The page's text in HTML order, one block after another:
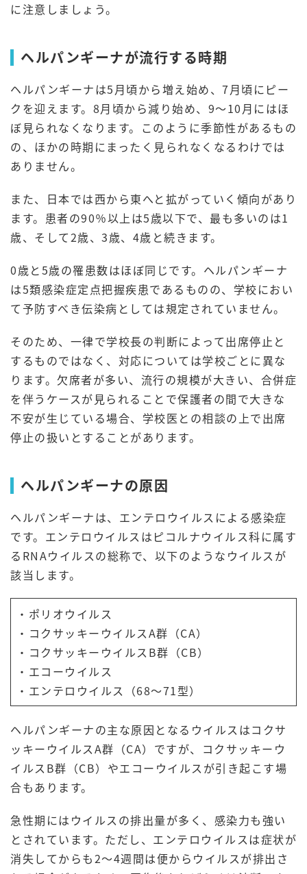
に注意しましょう。
ヘルパンギーナが流行する時期
ヘルパンギーナは5月頃から増え始め、7月頃にピー
クを迎えます。8月頃から減り始め、9〜10月にはほ
ぼ見られなくなります。このように季節性があるもの
の、ほかの時期にまったく見られなくなるわけでは
ありません。
また、日本では西から東へと拡がっていく傾向があり
ます。患者の90％以上は5歳以下で、最も多いのは1
歳、そして2歳、3歳、4歳と続きます。
0歳と5歳の罹患数はほぼ同じです。ヘルパンギーナ
は5類感染症定点把握疾患であるものの、学校におい
て予防すべき伝染病としては規定されていません。
そのため、一律で学校長の判断によって出席停止と
するものではなく、対応については学校ごとに異な
ります。欠席者が多い、流行の規模が大きい、合併症
を伴うケースが見られることで保護者の間で大きな
不安が生じている場合、学校医との相談の上で出席
停止の扱いとすることがあります。
ヘルパンギーナの原因
ヘルパンギーナは、エンテロウイルスによる感染症
です。エンテロウイルスはピコルナウイルス科に属す
るRNAウイルスの総称で、以下のようなウイルスが
該当します。
・ポリオウイルス
・コクサッキーウイルスA群（CA）
・コクサッキーウイルスB群（CB）
・エコーウイルス
・エンテロウイルス（68～71型）
ヘルパンギーナの主な原因となるウイルスはコクサ
ッキーウイルスA群（CA）ですが、コクサッキーウ
イルスB群（CB）やエコーウイルスが引き起こす場
合もあります。
急性期にはウイルスの排出量が多く、感染力も強い
とされています。ただし、エンテロウイルスは症状が
消失してからも2〜4週間は便からウイルスが排出さ